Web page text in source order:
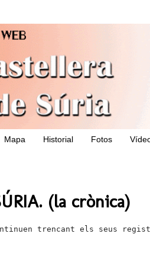
Mapa Historial Fotos
(la crònica)
trencant els seus